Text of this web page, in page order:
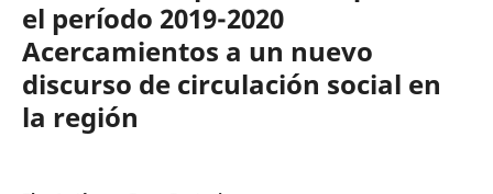
el período 2019-2020
Acercamientos a un nuevo
discurso de circulación social en
la región